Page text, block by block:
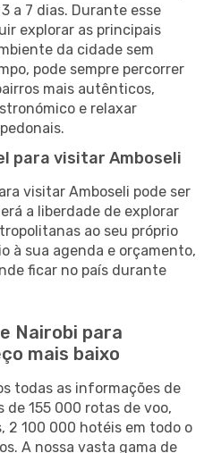
a 7 dias. Durante esse
explorar as principais
da cidade sem
pode sempre percorrer
mais autênticos,
e relaxar
para visitar Amboseli
visitar Amboseli pode ser
a liberdade de explorar
ao seu próprio
à sua agenda e orçamento,
ficar no país durante
Nairobi para
mais baixo
todas as informações de
de 155 000 rotas de voo,
2 100 000 hotéis em todo o
A nossa vasta gama de